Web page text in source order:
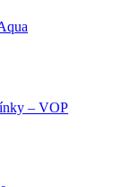
– VOP